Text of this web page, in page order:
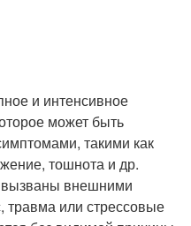
и интенсивное
может быть
такими как
тошнота и др.
вызваны внешними
травма или стрессовые